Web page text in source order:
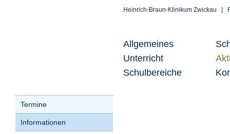
Heinrich-Braun-Klinikum Zwickau
Allgemeines
Unterricht
Schulbereiche
Termine
Informationen